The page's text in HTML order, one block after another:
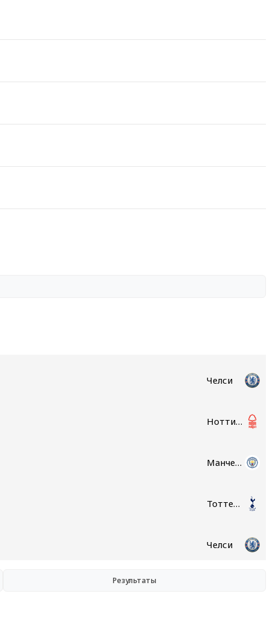
Челси
Ноттингем Форест
Манчестер Сити
Тоттенхэм
Челси
Результаты